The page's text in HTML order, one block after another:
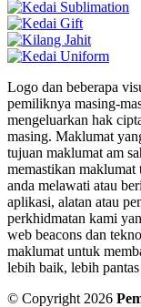
Logo dan beberapa
pemiliknya masing-
mengeluarkan hak
masing. Maklumat
tujuan maklumat am
memastikan
anda melawati atau
aplikasi, alatan atau
perkhidmatan kami
web beacons dan
maklumat untuk
lebih baik, lebih
© Copyright 2026